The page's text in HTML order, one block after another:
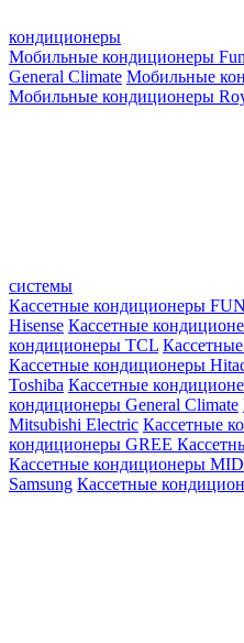
кондиционеры
Мобильные кондиционеры
General Climate Мобильные
Мобильные кондиционеры
системы
Кассетные кондиционеры
Hisense Кассетные
кондиционеры TCL
Кассетные кондиционеры
Toshiba Кассетные
кондиционеры General Climate
Mitsubishi Electric Кассетные
кондиционеры GREE
Кассетные кондиционеры
Samsung Кассетные